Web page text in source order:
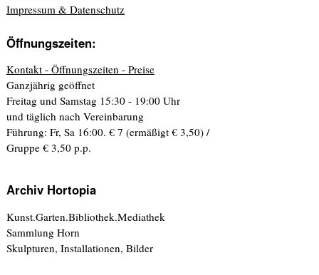
Impressum & Datenschutz
Öffnungszeiten:
Kontakt - Öffnungszeiten - Preise
Ganzjährig geöffnet
Freitag und Samstag 15:30 - 19:00 Uhr
und täglich nach Vereinbarung
Führung: Fr, Sa 16:00. € 7 (ermäßigt € 3,50) /
Gruppe € 3,50 p.p.
Archiv Hortopia
Kunst.Garten.Bibliothek.Mediathek
Sammlung Horn
Skulpturen, Installationen, Bilder